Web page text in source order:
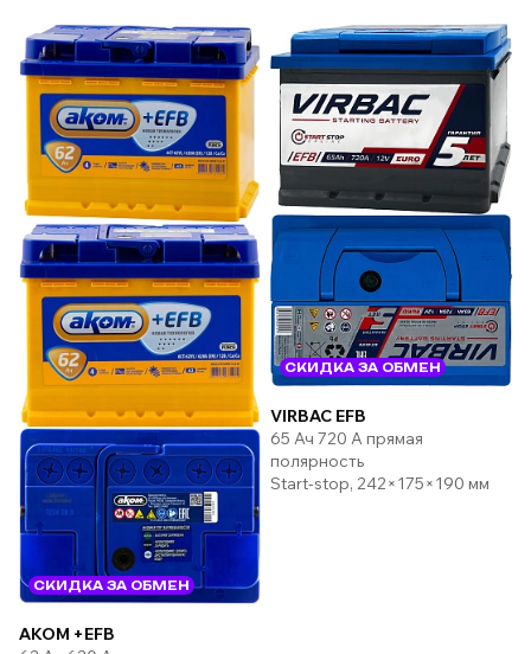
СКИДКА ЗА ОБМЕН
AKOM +EFB
СКИДКА ЗА ОБМЕН
VIRBAC EFB
65 Ач 720 А прямая
полярность
Start-stop, 242×175×190 мм